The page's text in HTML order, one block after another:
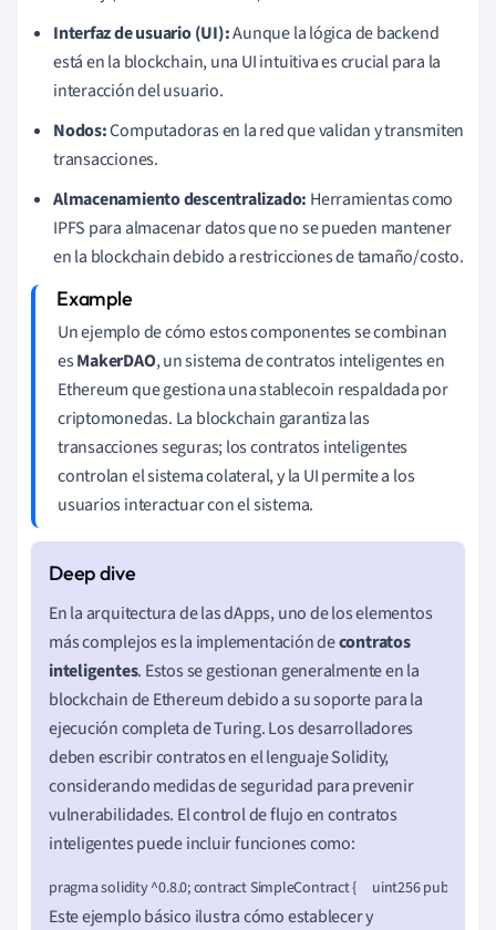
Interfaz de usuario (UI):Aunque la lógica de backend
está en la blockchain, una UI intuitiva es crucial para la
interacción del usuario.
Nodos:Computadoras en la red que validan y transmiten
transacciones.
Almacenamiento descentralizado: Herramientas como
IPFS para almacenar datos que no se pueden mantener
en la blockchain debido a restricciones de tamaño/costo.
Un ejemplo de cómo estos componentes se combinan
esMakerDAO, un sistema de contratos inteligentes en
Ethereum que gestiona una stablecoin respaldada por
criptomonedas. La blockchain garantiza las
transacciones seguras; los contratos inteligentes
controlan el sistema colateral, y la UI permite a los
usuarios interactuar con el sistema.
En la arquitectura de las dApps, uno de los elementos
más complejos es la implementación decontratos
inteligentes. Estos se gestionan generalmente en la
blockchain de Ethereum debido a su soporte para la
ejecución completa de Turing. Los desarrolladores
deben escribir contratos en el lenguaje Solidity,
considerando medidas de seguridad para prevenir
vulnerabilidades. El control de flujo en contratos
inteligentes puede incluir funciones como:
pragma solidity ^0.8.0; contract SimpleContract {     uint256 public
Este ejemplo básico ilustra cómo establecer y